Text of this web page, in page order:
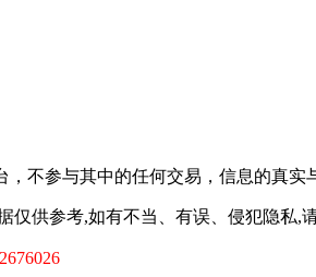
不参与其中的任何交易，信息的真实
供参考,如有不当、有误、侵犯隐私,